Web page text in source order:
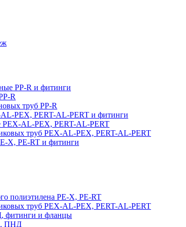
PP-R и фитинги
R
труб PP-R
PEX, PERT-AL-PERT и фитинги
PEX-AL-PEX, PERT-AL-PERT
труб PEX-AL-PEX, PERT-AL-PERT
X, PE-RT и фитинги
полиэтилена PE-X, PE-RT
труб PEX-AL-PEX, PERT-AL-PERT
фитинги и фланцы
ПНД